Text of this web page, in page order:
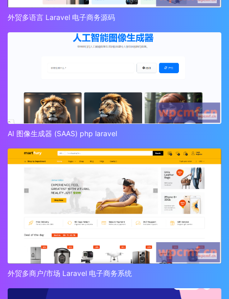
外贸多语言 Laravel 电子商务源码
AI 图像生成器 (SAAS) php laravel
外贸多商户/市场 Laravel 电子商务系统